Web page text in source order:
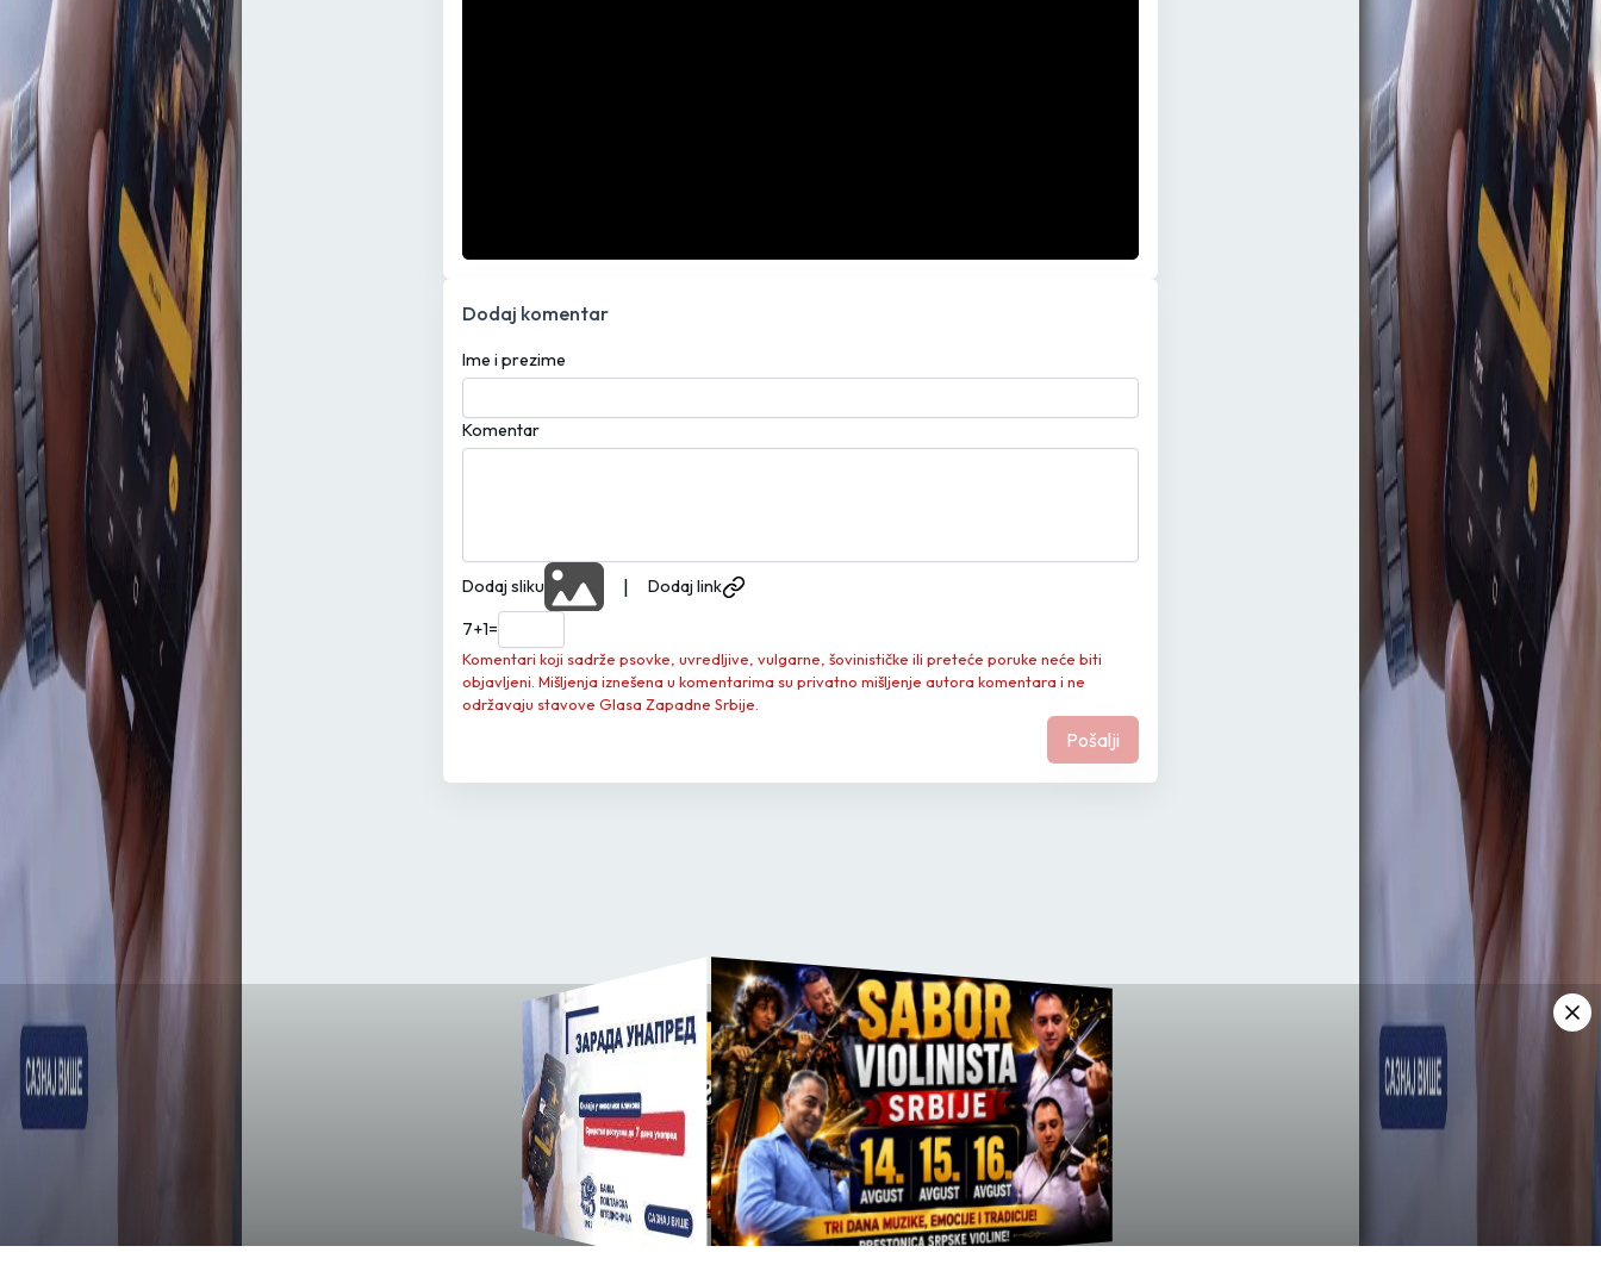
Dodaj komentar
Ime i prezime
Komentar
Dodaj sliku | Dodaj link
7+1=
Komentari koji sadrže psovke, uvredljive, vulgarne, šovinističke ili preteće poruke neće biti
objavljeni. Mišljenja iznešena u komentarima su privatno mišljenje autora komentara i ne
održavaju stavove Glasa Zapadne Srbije.
Pošalji